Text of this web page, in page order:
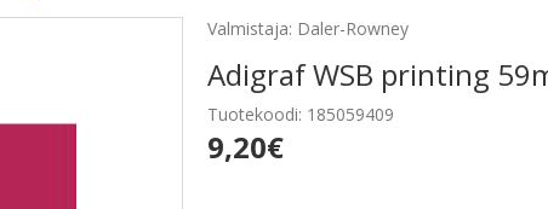
Valmistaja: Daler-Rowney
Adigraf WSB printing
Tuotekoodi: 185059409
9,20€